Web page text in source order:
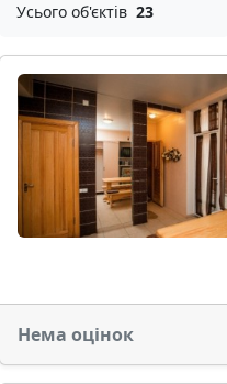
Усього об'єктів 23
Нема оцінок